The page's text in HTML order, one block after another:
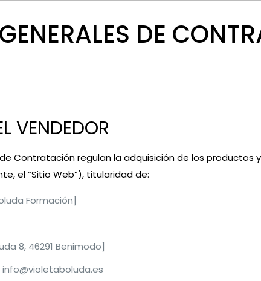
DE
VENDEDOR
Contratación regulan la adquisición de los
el “Sitio Web”), titularidad de:
Formación]
8, 46291 Benimodo]
info@violetaboluda.es